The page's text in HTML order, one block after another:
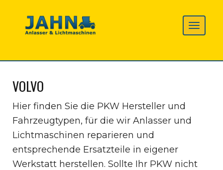
VOLVO
Hier finden Sie die PKW Hersteller und
Fahrzeugtypen, für die wir Anlasser und
Lichtmaschinen reparieren und
entsprechende Ersatzteile in eigener
Werkstatt herstellen. Sollte Ihr PKW nicht